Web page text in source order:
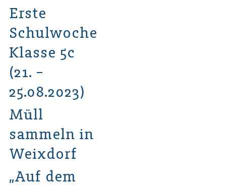
Erste
Schulwoche
Klasse 5c
(21. –
25.08.2023)
Müll
sammeln in
Weixdorf
„Auf dem